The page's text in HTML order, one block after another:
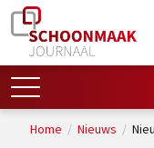
Home / Nieuws /